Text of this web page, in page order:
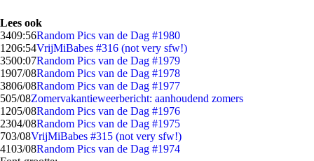
Lees ook
3409:56Random Pics van de Dag #1980
1206:54VrijMiBabes #316 (not very sfw!)
3500:07Random Pics van de Dag #1979
1907/08Random Pics van de Dag #1978
3806/08Random Pics van de Dag #1977
505/08Zomervakantieweerbericht: aanhoudend zomers
1205/08Random Pics van de Dag #1976
2304/08Random Pics van de Dag #1975
703/08VrijMiBabes #315 (not very sfw!)
4103/08Random Pics van de Dag #1974